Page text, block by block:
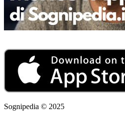
Sognipedia © 2025